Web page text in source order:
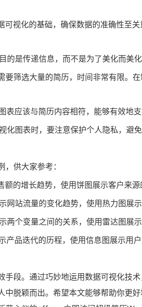
可视化的基础，确保数据的准确性至
的是传递信息，而不是为了美化而美
要筛选大量的简历，时间非常有限。
表应该与简历内容相符，能够有效地支
化图表时，要注意保护个人隐私，避免
供大家参考：
额的增长趋势，使用饼图展示客户来源
网站流量的变化趋势，使用热力图展
两个变量之间的关系，使用雷达图展
产品迭代的历程，使用信息图展示用户
手段。通过巧妙地运用数据可视化技
中脱颖而出。希望本文能够帮助你更